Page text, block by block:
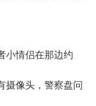
情侣在那边约
摄像头，警察盘问